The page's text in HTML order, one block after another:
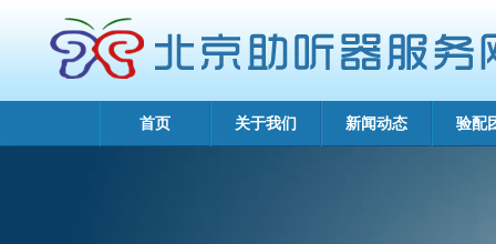
首页 关于我们 新闻动态 验配